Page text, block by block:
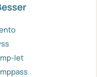
let